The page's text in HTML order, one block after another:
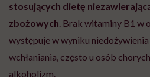
stosujących dietę
zbożowych. Brak witaminy B1 w
występuje w wyniku
wchłaniania, często u osób
alkoholizm.